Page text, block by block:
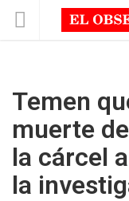
Temen
muerte
la cárcel
la